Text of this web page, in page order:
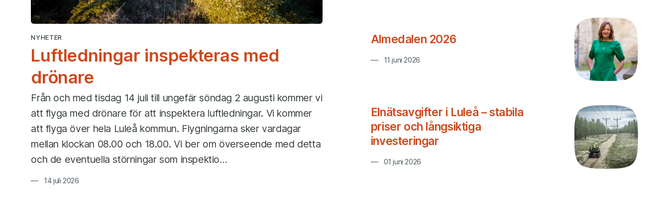
Luftledningar inspekteras med
drönare
NYHETER
Från och med tisdag 14 juli till ungefär söndag 2 augusti kommer vi
att flyga med drönare för att inspektera luftledningar. Vi kommer
att flyga över hela Luleå kommun. Flygningarna sker vardagar
mellan klockan 08.00 och 18.00. Vi ber om överseende med detta
och de eventuella störningar som inspektio…
14 juli 2026
Almedalen 2026
11 juni 2026
Elnätsavgifter i Luleå – stabila
priser och långsiktiga
investeringar
01 juni 2026